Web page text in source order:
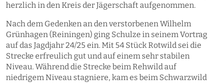
herzlich in den Kreis der Jägerschaft aufgenommen.
Nach dem Gedenken an den verstorbenen Wilhelm
Grünhagen (Reiningen) ging Schulze in seinem Vortrag
auf das Jagdjahr 24/25 ein. Mit 54 Stück Rotwild sei die
Strecke erfreulich gut und auf einem sehr stabilen
Niveau. Während die Strecke beim Rehwild auf
niedrigem Niveau stagniere, kam es beim Schwarzwild